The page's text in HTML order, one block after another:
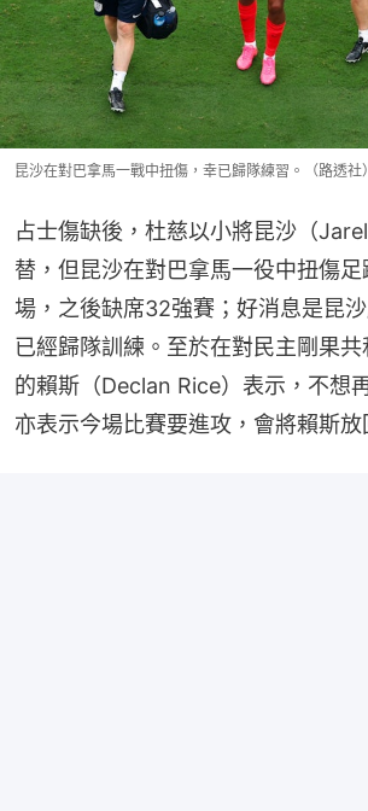
昆沙在對巴拿馬一戰中扭傷，幸已歸隊練習。（路透社）
占士傷缺後，杜慈以小將昆沙（
替，但昆沙在對巴拿馬一役中扭傷
場，之後缺席32強賽；好消息是昆沙
已經歸隊訓練。至於在對民主剛果
的賴斯（Declan Rice）表示，不想
亦表示今場比賽要進攻，會將賴斯放